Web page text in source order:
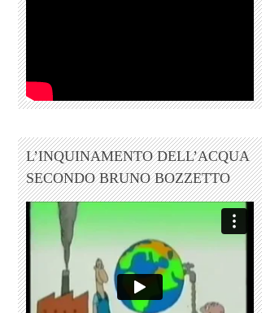
L’INQUINAMENTO DELL’ACQUA
SECONDO BRUNO BOZZETTO